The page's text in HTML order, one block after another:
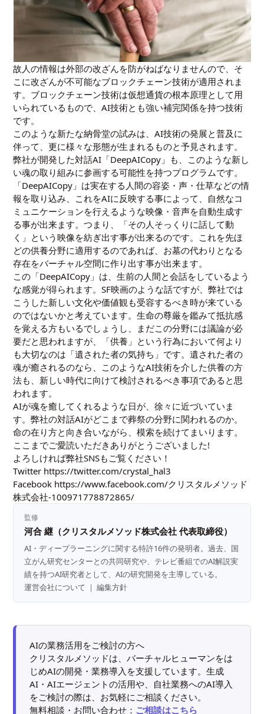
故人の情報は外部の改ざんを防がねばなりませんので、そ
こに改ざんが不可能なブロックチェーン技術が適用されま
す。ブロックチェーン技術は仮想通貨の根本原理として用
いられているもので、AI技術とも強い補完関係を持つ技術
です。
このような新たな納骨堂の試みは、AI技術の発展と普及に
伴って、更に様々な形態が生まれるものと予見されます。
弊社が開発した対話AI「DeepAICopy」も、このような新し
い魂の取り組みに参画する可能性を持つプログラムです。
「DeepAICopy」は実在する人間の容姿・声・仕草などの情
報を取り込み、これをAIに反映する事によって、自然なコ
ミュニケーションを行えるような映像・音声を自動生成す
る事が出来ます。つまり、「その人そっくりに話して動
く」という映像を紡ぎ出す事が出来るのです。これを先ほ
どの供養分野に適用するのであれば、お墓の代わりとなる
存在をバーチャル空間に作り出す事が出来ます。
この「DeepAICopy」は、生前の人間と会話をしているよう
な感覚が得られます。SF映画のような話ですが、弊社では
こうした新しい文化や価値観も受容するべき時が来ている
のではないかと考えています。生命の尊厳を鑑みて抵抗感
を覚える方もいるでしょうし、まだこの分野には議論が必
要だと思われますが、「供養」という行為において何より
も大切なのは「遺された者の気持ち」です。遺された者の
魂が癒されるのなら、このようなAI技術を介した供養の方
法も、新しい時代に向けて検討されるべき事項であると思
われます。
AIが魂を癒してくれるような日が、徐々に近づいていま
す。弊社の対話AIがどこまで葬祭の分野に関われるのか。
命の在り方と向き合いながら、模索を続けてまいります。
ここまでご愛読いただきありがとうございました!
よろしければ弊社SNSもご覧ください！
Twitter https://twitter.com/crystal_hal3
Facebook https://www.facebook.com/クリスタルメソッド
株式会社-100971778872865/
監修
河合 継（クリスタルメソッド株式会社 代表取締役）
AI・ディープラーニングに関する特許16件の発明者。過去、国
立がん研究センターとの共同研究や、テレビ番組でのAI解説実
績を持つAI研究者として、AIの研究開発を主導している。
運営会社について ｜編集方針
AIの業務活用をご検討の方へ
クリスタルメソッドは、バーチャルヒューマンをは
じめAIの開発・業務導入を支援しています。生成
AI・AIエージェントの活用や、自社業務へのAI導入
をご検討の際は、お気軽にご相談ください。
無料相談・お問い合わせ： ご相談はこちら